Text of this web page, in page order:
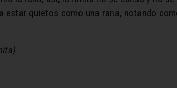
quietos como una rana, notando